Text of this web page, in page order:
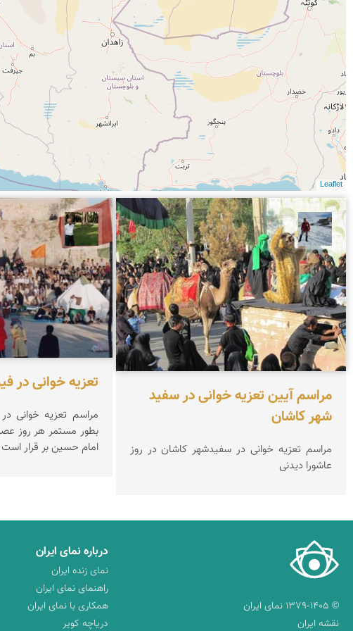
Leaflet
محمد رفیعی
مراسم آیین تعزیه خوانی در سفید
شهر کاشان
مراسم تعزیه خوانی در سفیدشهر کاشان در روز
عاشورا دیدنی
عبدل شعبانی
تعزیه خوانی در
مراسم تعزیه خوانی
بطور
امام حسین بر قرار است
© ۱۳۷۹-۱۴۰۵ نمای ایران
نقشه ایران
درباره نمای ایران
نمای زنده ایران
راهنمای نمای ایران
همکاری با نمای ایران
دریاچه کویر